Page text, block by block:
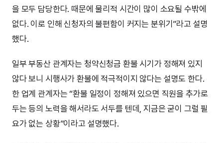
을 모두 담당한다. 때문에 물리적 시간이 많이 소요될 수밖에
없다. 이로 인해 신청자의 불편함이 커지는 분위기”라고 설명
했다.
일부 부동산 관계자는 청약신청금 환불 시기가 정해져 있지
않다 보니 시행사가 환불에 적극적이지 않다는 설명도 한다.
한 업계 관계자는 “환불 일정이 정해져 있으면 직원을 추가로
두는 등의 노력을 해서라도 서두를 텐데, 지금은 굳이 그럴 필
요가 없는 상황”이라고 설명했다.